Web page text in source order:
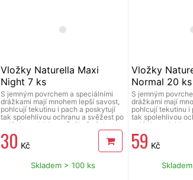
Vložky Naturella Maxi
Night 7 ks
S jemným povrchem a speciálními
drážkami mají mnohem lepší savost,
pohlcují tekutinu i pach a poskytují
tak spolehlivou ochranu a svěžest po
celý den, s lehkou vůní heřmánku.
30 Kč
Skladem > 100 ks
Vložky
Normal 20 ks
S jemným
drážkami mají
pohlcují tekutinu i
tak spolehlivou
celý den, s
59 Kč